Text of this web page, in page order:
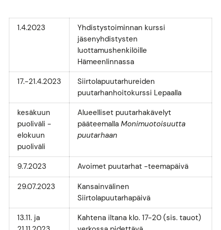
1.4.2023
Yhdistystoiminnan kurssi
jäsenyhdistysten
luottamushenkilöille
Hämeenlinnassa
17.-21.4.2023
Siirtolapuutarhureiden
puutarhanhoitokurssi Lepaalla
kesäkuun
puoliväli -
elokuun
puoliväli
Alueelliset puutarhakävelyt
pääteemalla Monimuotoisuutta
puutarhaan
9.7.2023 Avoimet puutarhat -teemapäivä
29.07.2023
Kansainvälinen
Siirtolapuutarhapäivä
13.11. ja
Kahtena iltana klo. 17-20 (sis. tauot)